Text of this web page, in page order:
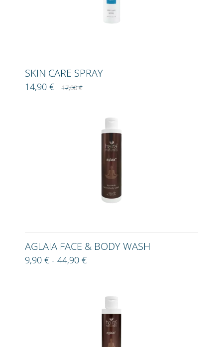
SKIN CARE SPRAY
14,90 €17,00 €
AGLAIA FACE & BODY WASH
9,90 € - 44,90 €